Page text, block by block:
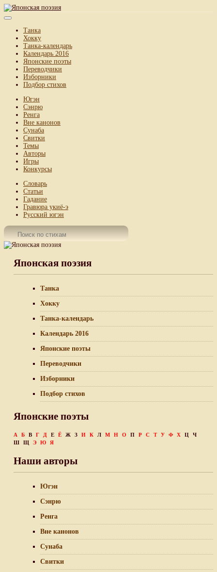
Танка
Хокку
Танка-календарь
Календарь 2016
Японские поэты
Переводчики
Изборники
Подбор стихов
Югэн
Сэнрю
Ренга
Вне канонов
Сунаба
Свитки
Темы
Авторы
Игры
Конкурсы
Словарь
Статьи
Гадание
Гравюра укиё-э
Русский югэн
Японская поэзия
Танка
Хокку
Танка-календарь
Календарь 2016
Японские поэты
Переводчики
Изборники
Подбор стихов
Японские поэты
А Б В Г Д Е Ё Ж З И К Л М Н О П Р С Т У Ф Х Ц
Ч
Ш
Щ Э Ю Я
Наши авторы
Югэн
Сэнрю
Ренга
Вне канонов
Сунаба
Свитки